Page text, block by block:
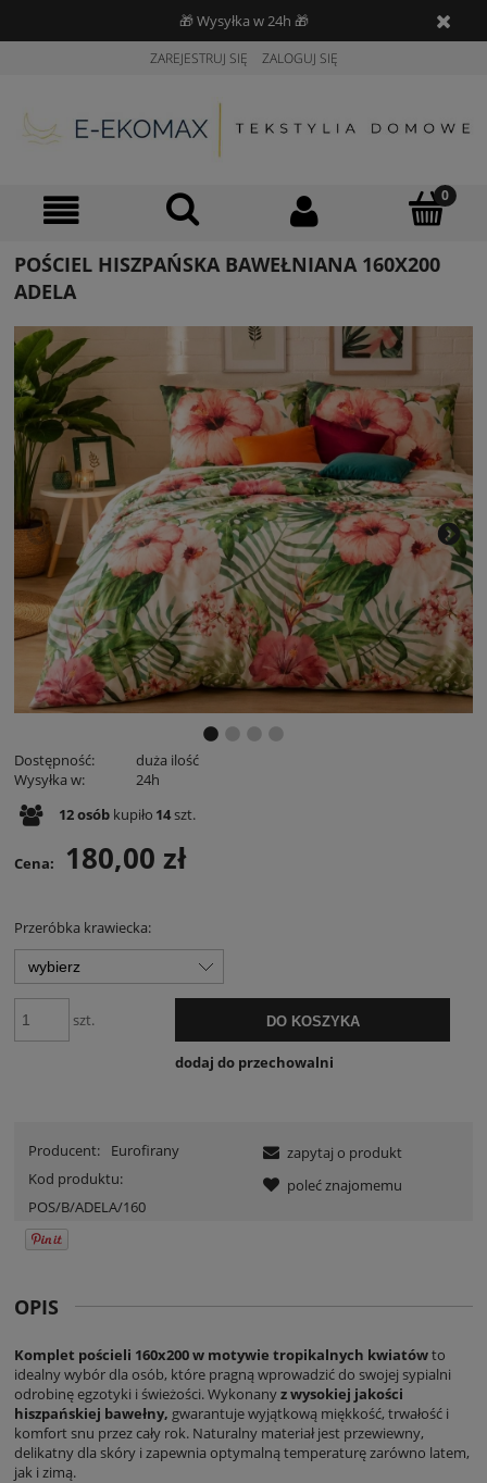
🎁 Wysyłka w 24h 🎁
ZAREJESTRUJ SIĘ ZALOGUJ SIĘ
POŚCIEL HISZPAŃSKA BAWEŁNIANA 160X200
ADELA
Dostępność:
duża ilość
Wysyłka w:
24h
12osób kupiło 14szt.
Cena: 180,00 zł
Przeróbka krawiecka:
szt. DO KOSZYKA
dodaj do przechowalni
Producent:
Eurofirany
Kod produktu:
POS/B/ADELA/160
zapytaj o produkt
poleć znajomemu
OPIS
Komplet pościeli 160x200 w motywie tropikalnych kwiatówto
idealny wybór dla osób, które pragną wprowadzić do swojej sypialni
odrobinę egzotyki i świeżości. Wykonanyz wysokiej jakości
hiszpańskiej bawełny, gwarantuje wyjątkową miękkość, trwałość i
komfort snu przez cały rok. Naturalny materiał jest przewiewny,
delikatny dla skóry i zapewnia optymalną temperaturę zarówno latem,
jak i zimą.